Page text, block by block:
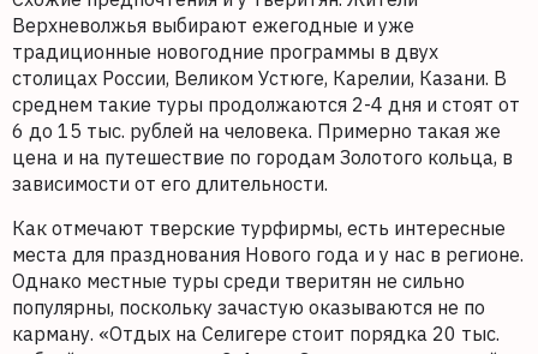
Верхневолжья выбирают ежегодные и уже
традиционные новогодние программы в двух
столицах России, Великом Устюге, Карелии, Казани. В
среднем такие туры продолжаются 2-4 дня и стоят от
6 до 15 тыс. рублей на человека. Примерно такая же
цена и на путешествие по городам Золотого кольца, в
зависимости от его длительности.
Как отмечают тверские турфирмы, есть интересные
места для празднования Нового года и у нас в регионе.
Однако местные туры среди тверитян не сильно
популярны, поскольку зачастую оказываются не по
карману. «Отдых на Селигере стоит порядка 20 тыс.